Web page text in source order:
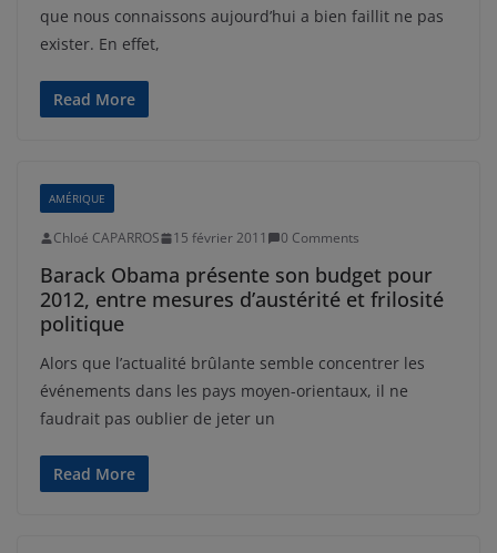
que nous connaissons aujourd’hui a bien faillit ne pas
exister. En effet,
Read More
AMÉRIQUE
Chloé CAPARROS 15 février 2011 0 Comments
Barack Obama présente son budget pour
2012, entre mesures d’austérité et frilosité
politique
Alors que l’actualité brûlante semble concentrer les
événements dans les pays moyen-orientaux, il ne
faudrait pas oublier de jeter un
Read More